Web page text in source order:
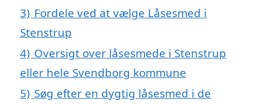
3) Fordele ved at vælge Låsesmed i
Stenstrup
4) Oversigt over låsesmede i Stenstrup
eller hele Svendborg kommune
5) Søg efter en dygtig låsesmed i de